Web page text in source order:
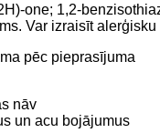
one; 1,2-
Var izraisīt alerģisku
pēc pieprasījuma
nāv
un acu bojājumus